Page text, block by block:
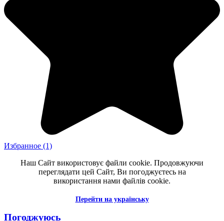
Избранное (1)
Наш Сайт використовує файли cookie. Продовжуючи
переглядати цей Сайт, Ви погоджуєтесь на
використання нами файлів cookie.
Перейти на українську
Погоджуюсь _